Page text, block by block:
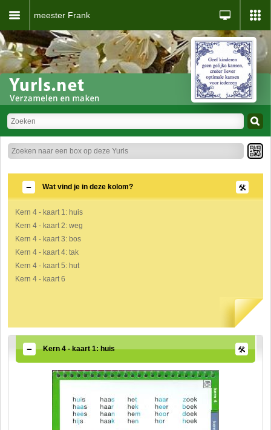
meester Frank
Wat vind je in deze kolom?
Kern 4 - kaart 1: huis
Kern 4 - kaart 2: weg
Kern 4 - kaart 3: bos
Kern 4 - kaart 4: tak
Kern 4 - kaart 5: hut
Kern 4 - kaart 6
Kern 4 - kaart 1: huis